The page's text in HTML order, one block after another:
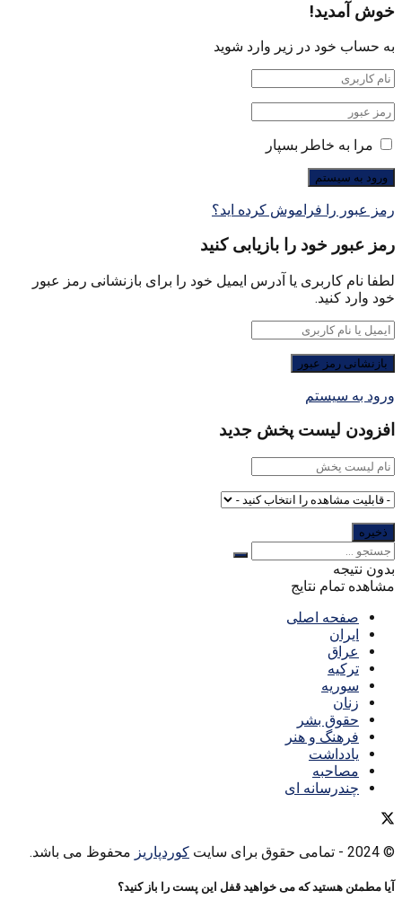
خوش آمدید!
به حساب خود در زیر وارد شوید
مرا به خاطر بسپار
رمز عبور را فراموش کرده اید؟
رمز عبور خود را بازیابی کنید
لطفا نام کاربری یا آدرس ایمیل خود را برای بازنشانی رمز عبور
خود وارد کنید.
ورود به سیستم
افزودن لیست پخش جدید
بدون نتیجه
مشاهده تمام نتایج
صفحه اصلی
ایران
عراق
ترکیه
سوریه
زنان
حقوق بشر
فرهنگ و هنر
یادداشت
مصاحبه
چندرسانه ای
© 2024 - تمامی حقوق برای سایت کوردپاریز محفوظ می باشد.
آیا مطمئن هستید که می خواهید قفل این پست را باز کنید؟